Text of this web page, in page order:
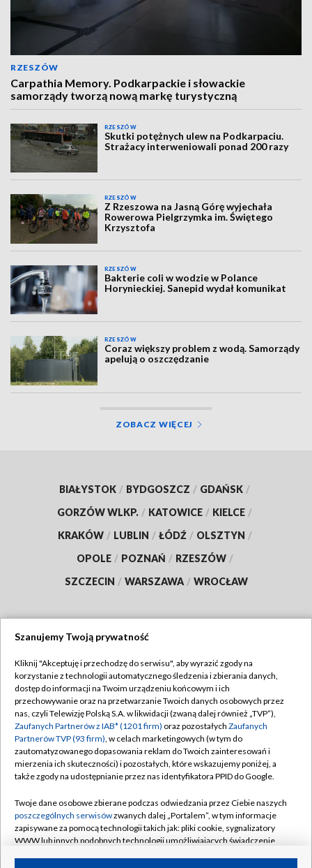
RZESZÓW
Carpathia Memory. Podkarpackie i słowackie
samorządy tworzą nową markę turystyczną
RZESZÓW
Skutki potężnych ulew na Podkarpaciu.
Strażacy interweniowali ponad 200 razy
RZESZÓW
Z Rzeszowa na Jasną Górę wyjechała
Rowerowa Pielgrzymka im. Świętego
Krzysztofa
RZESZÓW
Bakterie coli w wodzie w Polance
Horynieckiej. Sanepid wydał komunikat
RZESZÓW
Coraz większy problem z wodą. Samorządy
apelują o oszczędzanie
ZOBACZ WIĘCEJ
BIAŁYSTOK / BYDGOSZCZ / GDAŃSK /
GORZÓW WLKP. / KATOWICE / KIELCE /
KRAKÓW / LUBLIN / ŁÓDŹ / OLSZTYN /
OPOLE / POZNAŃ / RZESZÓW /
SZCZECIN / WARSZAWA / WROCŁAW
TVP
Abonament TVP
Emisja w TVP
Centrum informacji TVP
Naziemna Telewizja Cyfrowa
Rada Programowa
System NOS
Informacje o nadawcy
Regulamin TVP
Polityka prywatności
Moje zgody
Pomoc
Kontakt
Kanały
Szanujemy Twoją prywatność
Kliknij "Akceptuję i przechodzę do serwisu", aby wyrazić zgody na
korzystanie z technologii automatycznego śledzenia i zbierania danych,
dostęp do informacji na Twoim urządzeniu końcowym i ich
przechowywanie oraz na przetwarzanie Twoich danych osobowych przez
nas, czyli Telewizję Polską S.A. w likwidacji (zwaną dalej również „TVP”),
Zaufanych Partnerów z IAB* (1201 firm) oraz pozostałych Zaufanych
Partnerów TVP (93 firm), w celach marketingowych (w tym do
zautomatyzowanego dopasowania reklam do Twoich zainteresowań i
mierzenia ich skuteczności) i pozostałych, które wskazujemy poniżej, a
także zgody na udostępnianie przez nas identyfikatora PPID do Google.
Twoje dane osobowe zbierane podczas odwiedzania przez Ciebie naszych
poszczególnych serwisówzwanych dalej „Portalem”, w tym informacje
zapisywane za pomocą technologii takich jak: pliki cookie, sygnalizatory
WWW lub innych podobnych technologii umożliwiających świadczenie